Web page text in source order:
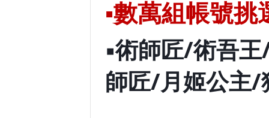
▪️數萬組帳號挑
▪️術師匠/術吾
師匠/月姬公主/